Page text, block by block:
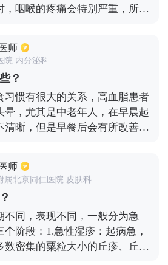
，咽喉的疼痛会特别严重，所以
者会感觉到在咽部有异物和痰，
异物却总是咳不出也咽不下，
有异物为主，疼痛是很轻微的，
的过敏性咽炎表现为咽痒和咳
两个季节时，发病率会增加。反
咳嗽困扰，咽痒、声嘶、吞咽食
，慢性咽炎表现，又根据不同的
师
院 内分泌科
？
习惯有很大的关系，高血脂患者
晕，尤其是中老年人，在早晨起
清晰，但是早餐后会有所改善，
比较常见的症状，一些患者还会
的情况，这是因为腿部肌肉中的
。看东西不清，出现视力问题是
动的速度慢，从而造成了视网
脂临床症状没有特异性，而且
多数患者是在体检的状况下才
平时一定要定期的检查。
师
属北京同仁医院 皮肤科
不同，表现不同，一般分为急
阶段：1.急性湿疹：起病急，
数密集的粟粒大小的丘疹、丘疱